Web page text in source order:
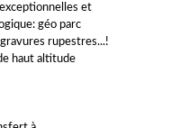
et
géo parc
rupestres...!
haut altitude